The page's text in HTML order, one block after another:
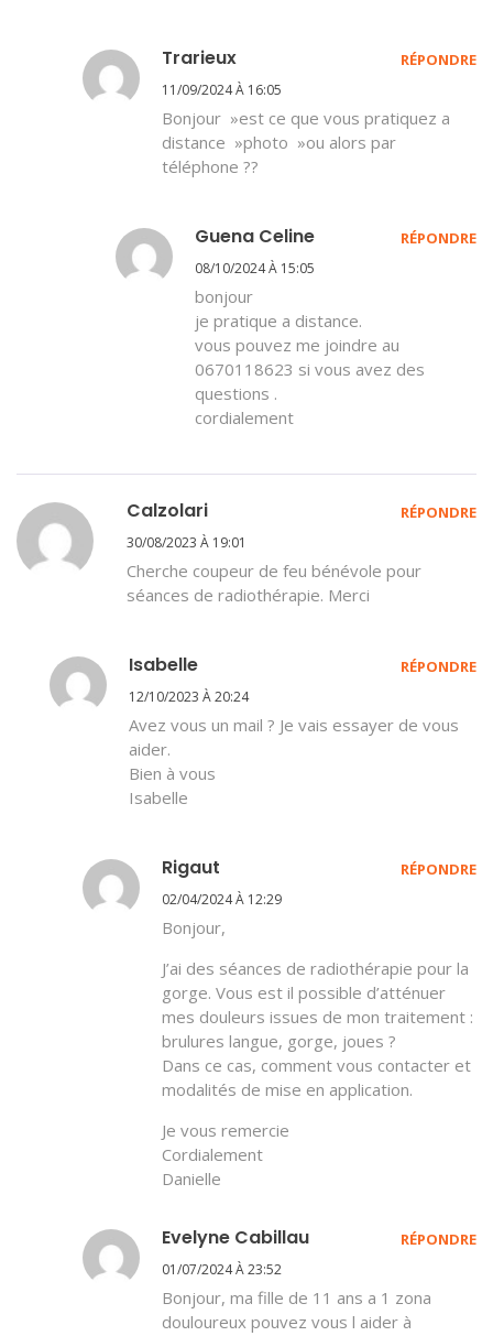
Trarieux
11/09/2024 À 16:05
Bonjour »est ce que vous pratiquez a
distance »photo »ou alors par
téléphone ??
RÉPONDRE
Guena Celine
08/10/2024 À 15:05
bonjour
je pratique a distance.
vous pouvez me joindre au
0670118623 si vous avez des
questions .
cordialement
RÉPONDRE
Calzolari
30/08/2023 À 19:01
Cherche coupeur de feu bénévole pour
séances de radiothérapie. Merci
RÉPONDRE
Isabelle
12/10/2023 À 20:24
Avez vous un mail ? Je vais essayer de vous
aider.
Bien à vous
Isabelle
RÉPONDRE
Rigaut
02/04/2024 À 12:29
Bonjour,
J’ai des séances de radiothérapie pour la
gorge. Vous est il possible d’atténuer
mes douleurs issues de mon traitement :
brulures langue, gorge, joues ?
Dans ce cas, comment vous contacter et
modalités de mise en application.
Je vous remercie
Cordialement
Danielle
RÉPONDRE
Evelyne Cabillau
01/07/2024 À 23:52
Bonjour, ma fille de 11 ans a 1 zona
douloureux pouvez vous l aider à
RÉPONDRE